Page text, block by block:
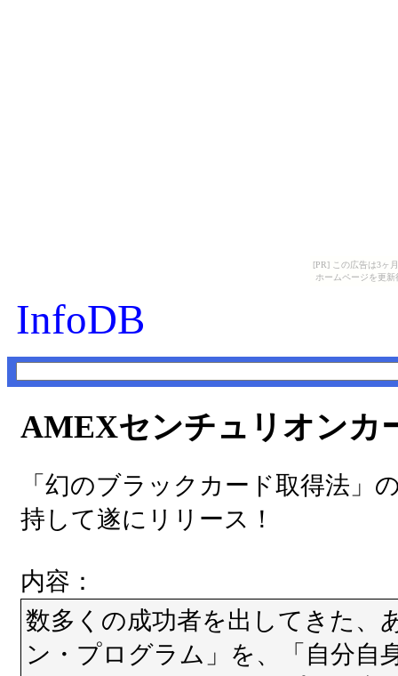
[PR] この広告は3ヶ
ホームページを更
InfoDB
AMEXセンチュリオンカ
「幻のブラックカード取得法」
持して遂にリリース！
内容：
数多くの成功者を出してきた、
ン・プログラム」を、「自分自